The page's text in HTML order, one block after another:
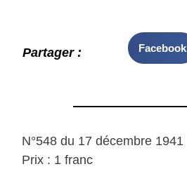
Partager : Facebook
N°548 du 17 décembre 1941
Prix : 1 franc